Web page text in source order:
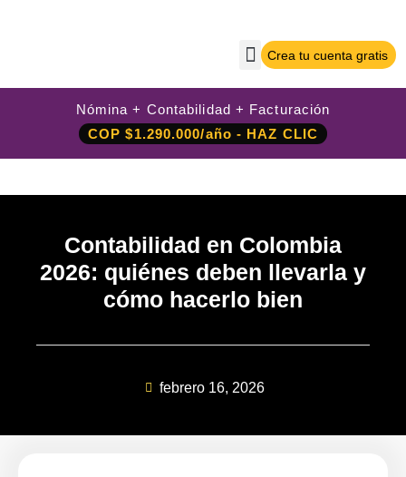
Crea tu cuenta gratis
Nómina + Contabilidad + Facturación
COP $1.290.000/año - HAZ CLIC
Contabilidad en Colombia
2026: quiénes deben llevarla y
cómo hacerlo bien
febrero 16, 2026